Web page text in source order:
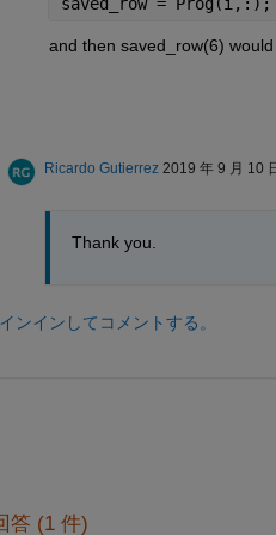
and then saved_row(6)
Ricardo Gutierrez 2019 年 9 月 10
Thank you.
ンインしてコメントする。
答 (1 件)